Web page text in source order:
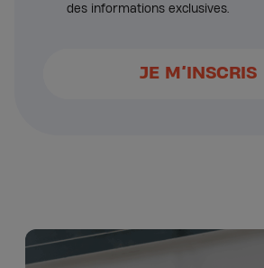
des informations exclusives.
JE M’INSCRIS